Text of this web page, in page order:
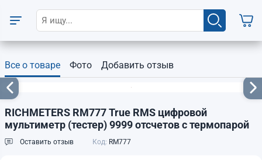
Все о товаре Фото Добавить отзыв
RICHMETERS RM777 True RMS цифровой
мультиметр (тестер) 9999 отсчетов с термопарой
Оставить отзыв Код: RM777